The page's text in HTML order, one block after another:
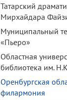
Татарский
Мирхайдара
Муниципальный
«Пьеро»
Областная
библиотека им.
Оренбургская
филармония